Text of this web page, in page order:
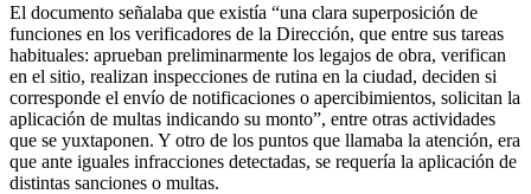
El documento señalaba que existía “una clara superposición de
funciones en los verificadores de la Dirección, que entre sus tareas
habituales: aprueban preliminarmente los legajos de obra, verifican
en el sitio, realizan inspecciones de rutina en la ciudad, deciden si
corresponde el envío de notificaciones o apercibimientos, solicitan la
aplicación de multas indicando su monto”, entre otras actividades
que se yuxtaponen. Y otro de los puntos que llamaba la atención, era
que ante iguales infracciones detectadas, se requería la aplicación de
distintas sanciones o multas.